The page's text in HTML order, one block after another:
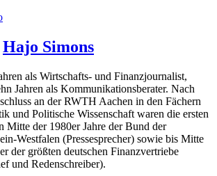
Hajo Simons
als Wirtschafts- und Finanzjournalist,
Jahren als Kommunikationsberater. Nach
an der RWTH Aachen in den Fächern
und Politische Wissenschaft waren die ersten
Mitte der 1980er Jahre der Bund der
Westfalen (Pressesprecher) sowie bis Mitte
der größten deutschen Finanzvertriebe
und Redenschreiber).